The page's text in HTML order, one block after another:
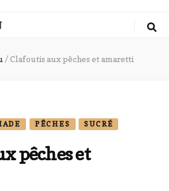
/ Clafoutis aux pêches et amaretti
PÊCHES SUCRÉ
pêches et